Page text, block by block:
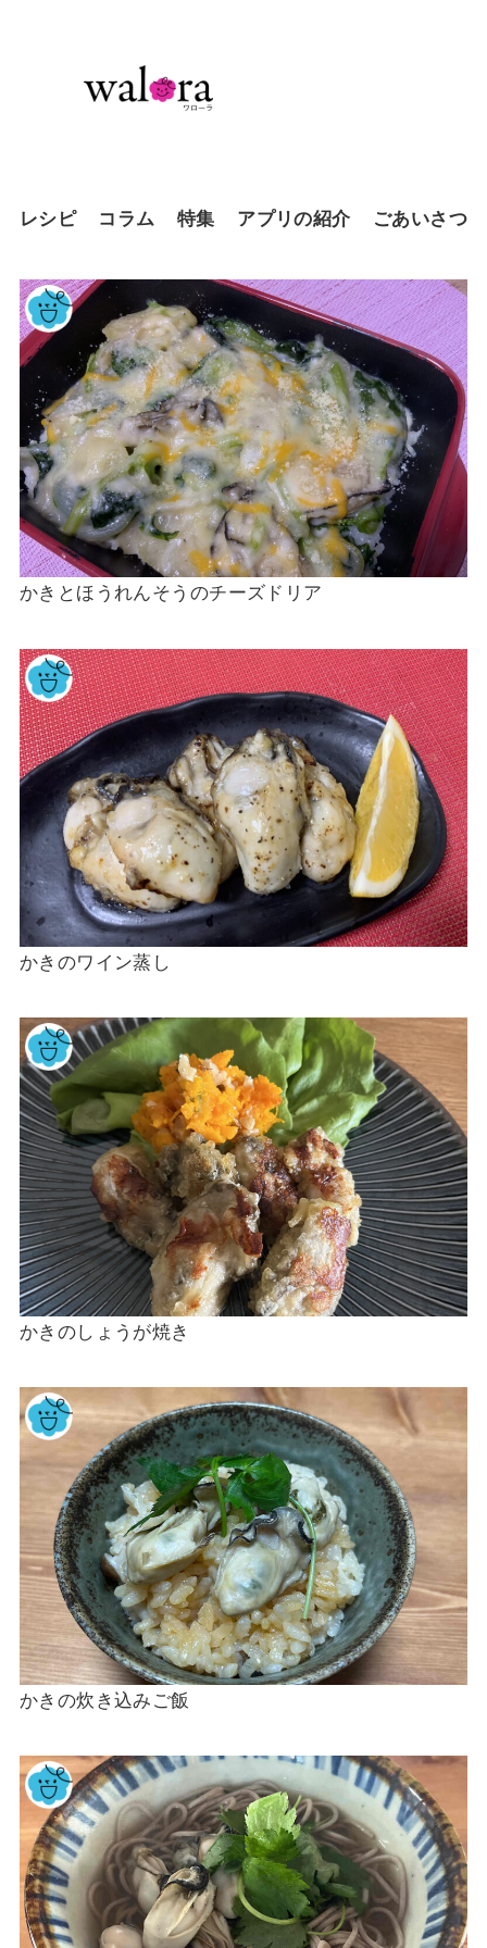
レシピ コラム 特集 アプリの紹介 ごあいさつ
かきとほうれんそうのチーズドリア
かきのワイン蒸し
かきのしょうが焼き
かきの炊き込みご飯